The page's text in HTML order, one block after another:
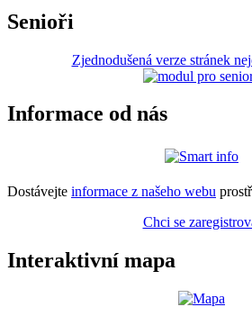
Senioři
Zjednodušená verze stránek
Informace od nás
Dostávejte informace z našeho webu
Chci se
Interaktivní mapa